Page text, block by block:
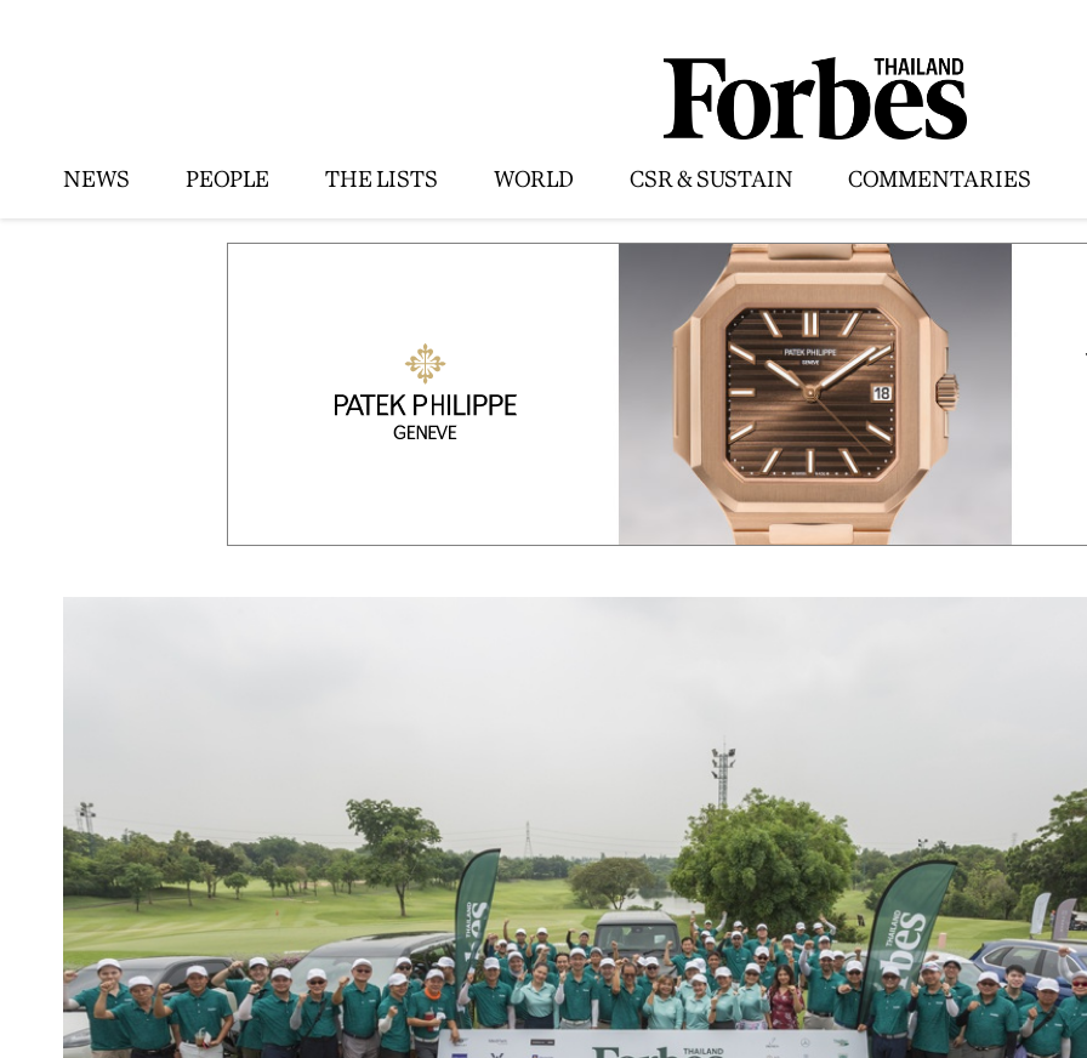
NEWS PEOPLE THE LISTS WORLD CSR & SUSTAIN COMMENTARIES